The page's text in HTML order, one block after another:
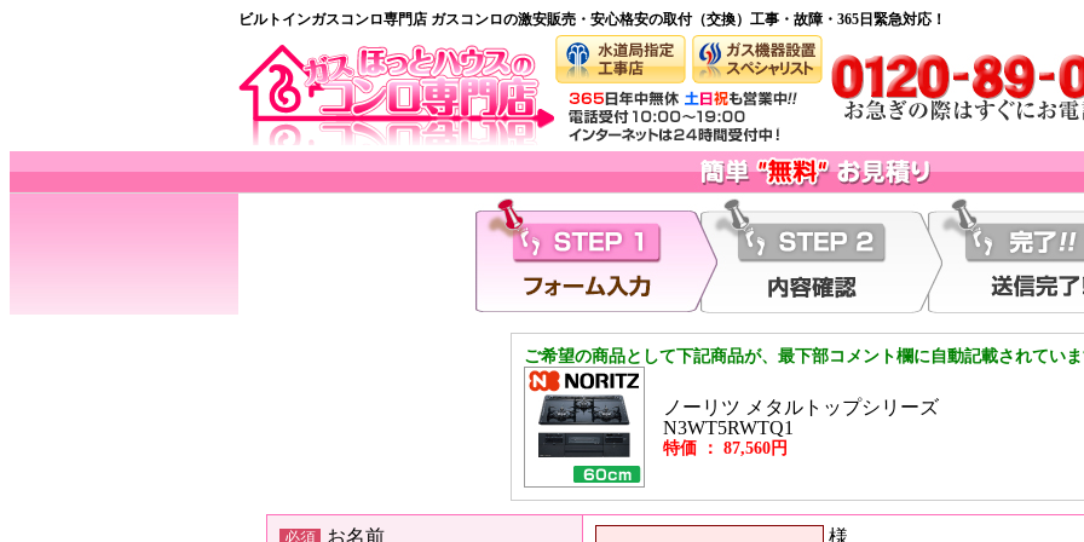
ビルトインガスコンロ専門店 ガスコンロの激安販売・安心格安の取付（交換）工事・故障・365日緊急対応！
ご希望の商品として下記商品が、最下部コメント欄に自動記載されてい
ノーリツ メタルトップシリーズ
N3WT5RWTQ1
特価 ： 87,560円
必須 お名前 様